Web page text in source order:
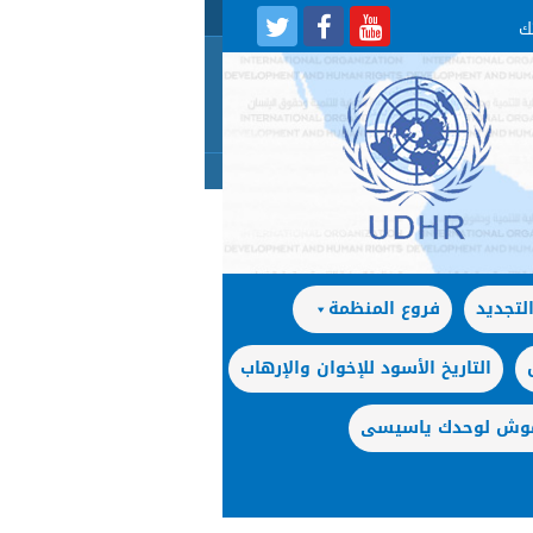
فروع المنظمة
التاريخ الأسود للإخوان والإرهاب
موش لوحدك ياسيسى